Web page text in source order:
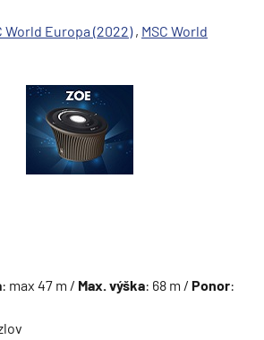
World Europa (2022), MSC World
: max 47 m / Max. výška: 68 m / Ponor: